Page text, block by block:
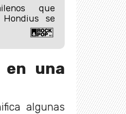
que
se
en una
algunas